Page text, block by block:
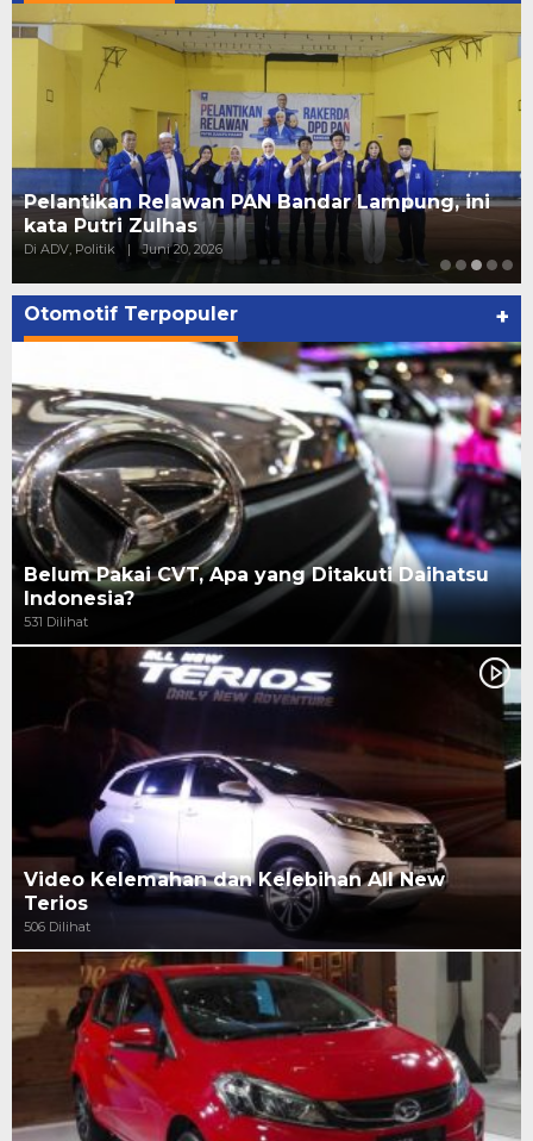
15 PK Golkar Tanggamus Resmi Surati DPP,
Tolak Pemberhentian oleh Plt.
Di Daerah, Lampung, Politik | Juni 10, 2026
Otomotif Terpopuler +
Belum Pakai CVT, Apa yang Ditakuti Daihatsu
Indonesia?
531 Dilihat
Video Kelemahan dan Kelebihan All New
Terios
506 Dilihat